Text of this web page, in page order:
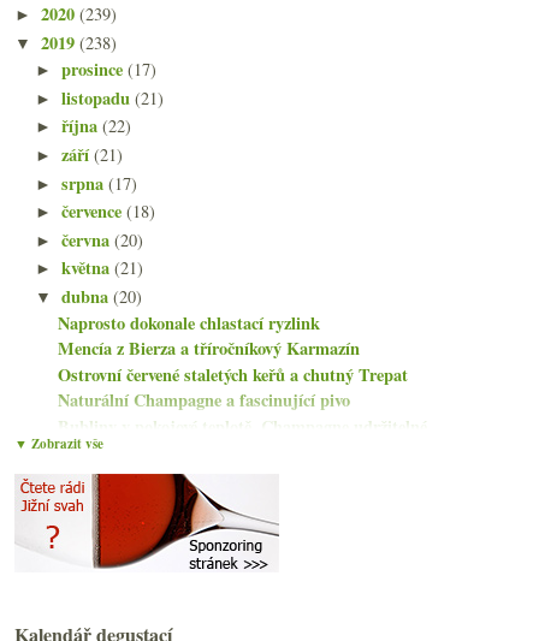
► 2020 (239)
▼ 2019 (238)
►prosince(17)
►listopadu(21)
►října(22)
►září(21)
►srpna(17)
►července(18)
►června(20)
►května(21)
▼dubna(20)
Naprosto dokonale chlastací ryzlink
Mencía z Bierza a tříročníkový Karmazín
Ostrovní červené staletých keřů a chutný Trepat
Naturální Champagne a fascinující pivo
Bubliny v pokojové teplotě, Champagne udržitelné, ...
Amforový cider s výhledem na moře
Za naturálnem do Dánska
Bubliny z Lanzarote a sada prosecca
Amforové Xarel·lo, cava z Riojy, Cabernet od Anakena
Krásný vyzrálý Morgon
Třikrát německý Riesling
▼ Zobrazit vše
Kalendář degustací